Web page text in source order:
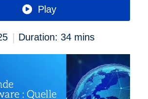
Play
| Duration: 34 mins